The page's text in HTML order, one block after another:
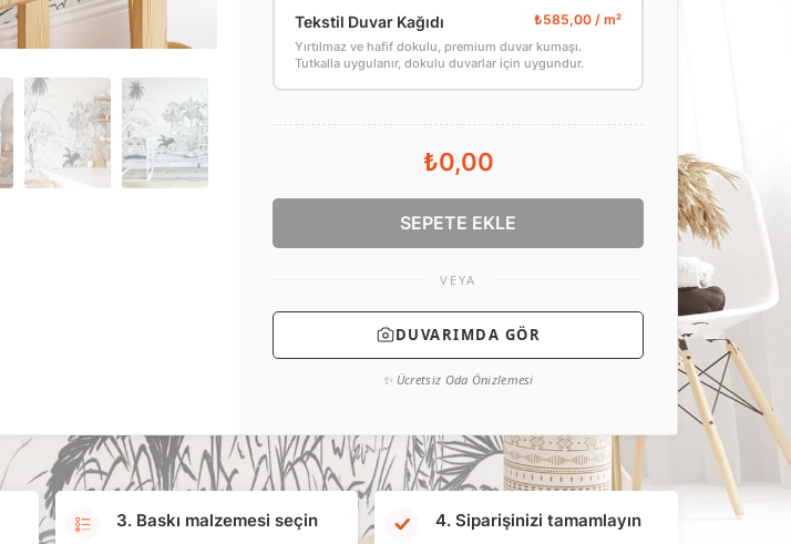
Tekstil Duvar Kağıdı
Yırtılmaz ve hafif dokulu, premium duvar kumaşı.
Tutkalla uygulanır, dokulu duvarlar için uygundur.
₺0,00
SEPETE EKLE
VEYA
DUVARIMDA GÖR
✨ Ücretsiz Oda Önizlemesi
3. Baskı malzemesi seçin 4. Siparişinizi tamamlayın